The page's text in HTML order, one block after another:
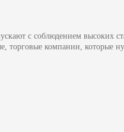
с соблюдением высоких
торговые компании, которые